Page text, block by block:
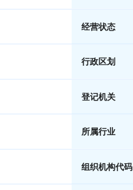
经营状态
行政区划
登记机关
所属行业
组织机构代码